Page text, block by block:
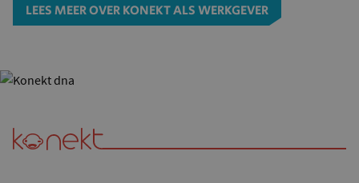
LEES MEER OVER KONEKT ALS WERKGEVER